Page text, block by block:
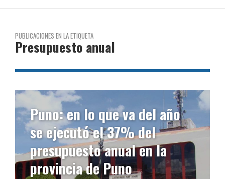
PUBLICACIONES EN LA ETIQUETA
Presupuesto anual
Puno: en lo que va del año
se ejecutó el 37% del
presupuesto anual en la
provincia de Puno